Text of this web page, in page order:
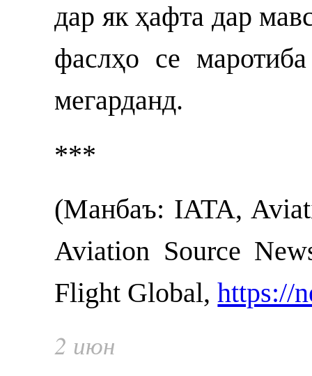
дар як ҳафта дар
фаслҳо се
мегарданд.
***
(Манбаъ: IATA,
Aviation Source
Flight Global,https://
2 июн